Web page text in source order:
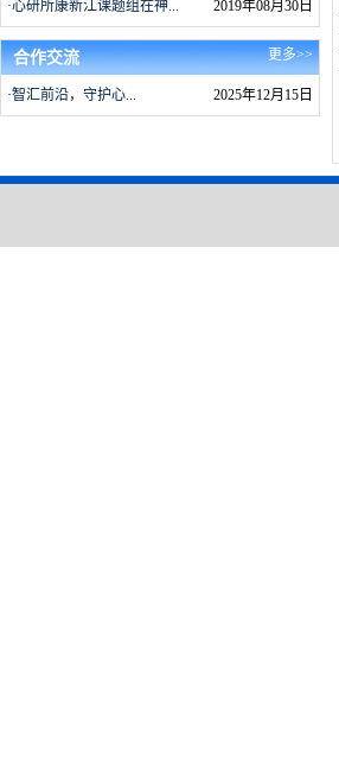
2019年08月30日
·心研所康新江课题组在神...
合作交流 更多>>
2025年12月15日
·智汇前沿，守护心...